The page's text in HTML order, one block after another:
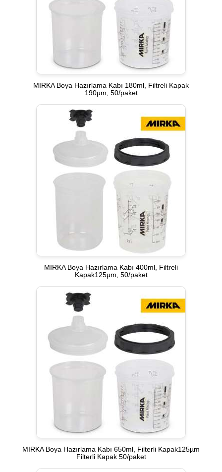
MIRKA Boya Hazırlama Kabı 180ml, Filtreli Kapak
190µm, 50/paket
MIRKA Boya Hazırlama Kabı 400ml, Filtreli
Kapak125µm, 50/paket
MIRKA Boya Hazırlama Kabı 650ml, Filterli Kapak125µm
Filterli Kapak 50/paket